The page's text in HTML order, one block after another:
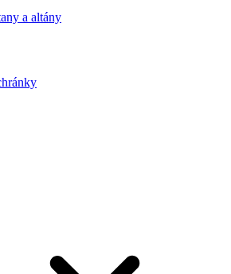
a altány